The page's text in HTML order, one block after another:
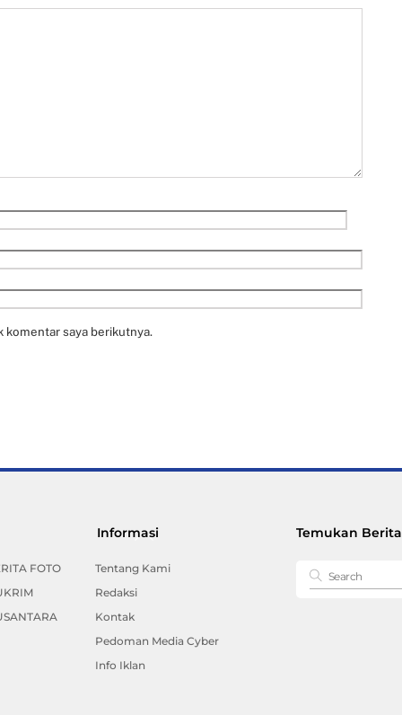
komentar saya berikutnya.
Back
To
FOTO
Informasi
Tentang Kami
Redaksi
Kontak
Pedoman Media Cyber
Info Iklan
Temukan Berita